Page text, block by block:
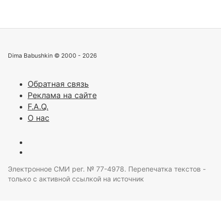
Dima Babushkin © 2000 - 2026
Обратная связь
Реклама на сайте
F.A.Q.
О нас
Электронное СМИ рег. № 77-4978. Перепечатка текстов -
только с активной ссылкой на источник